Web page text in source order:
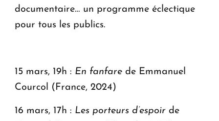
documentaire… un programme éclectique
pour tous les publics.
15 mars, 19h : En fanfare de Emmanuel
Courcol (France, 2024)
16 mars, 17h : Les porteurs d’espoir de